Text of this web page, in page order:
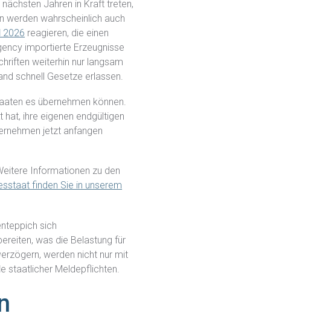
Jahren in Kraft treten,
werden wahrscheinlich auch
2026 reagieren, die einen
importierte Erzeugnisse
weiterhin nur langsam
schnell Gesetze erlassen.
es übernehmen können.
ihre eigenen endgültigen
jetzt anfangen
Informationen zu den
finden Sie in unserem
sich
was die Belastung für
werden nicht nur mit
staatlicher Meldepflichten.